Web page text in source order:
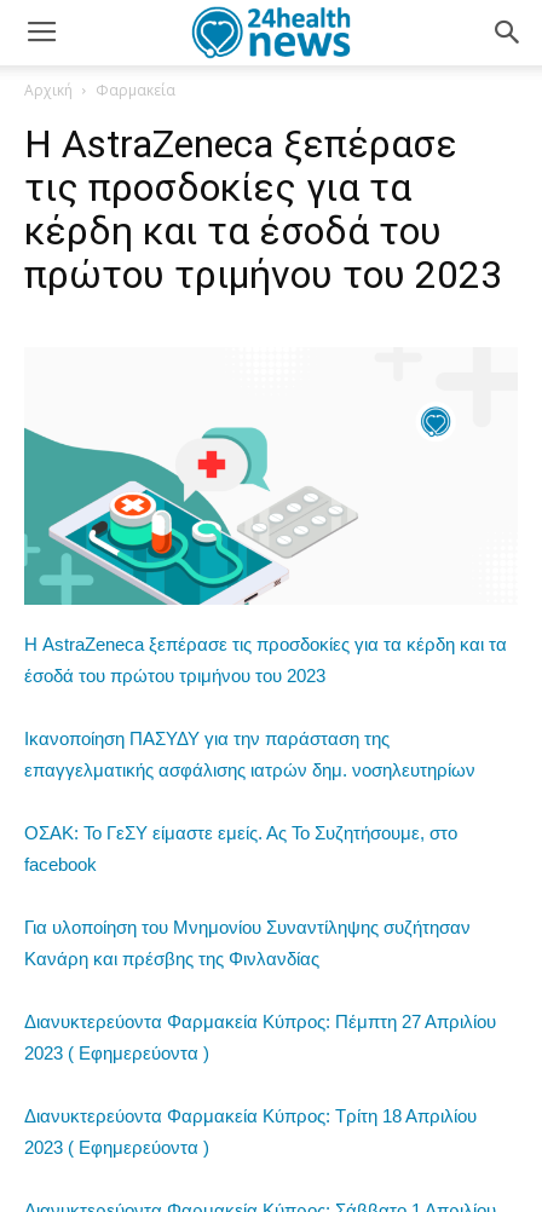
Αρχική Φαρμακεία
Η AstraZeneca ξεπέρασε
τις προσδοκίες για τα
κέρδη και τα έσοδά του
πρώτου τριμήνου του 2023
Η AstraZeneca ξεπέρασε τις προσδοκίες για τα κέρδη και τα
έσοδά του πρώτου τριμήνου του 2023
Ικανοποίηση ΠΑΣΥΔΥ για την παράσταση της
επαγγελματικής ασφάλισης ιατρών δημ. νοσηλευτηρίων
ΟΣΑΚ: Το ΓεΣΥ είμαστε εμείς. Ας Το Συζητήσουμε, στο
facebook
Για υλοποίηση του Μνημονίου Συναντίληψης συζήτησαν
Κανάρη και πρέσβης της Φινλανδίας
Διανυκτερεύοντα Φαρμακεία Κύπρος: Πέμπτη 27 Απριλίου
2023 ( Εφημερεύοντα )
Διανυκτερεύοντα Φαρμακεία Κύπρος: Τρίτη 18 Απριλίου
2023 ( Εφημερεύοντα )